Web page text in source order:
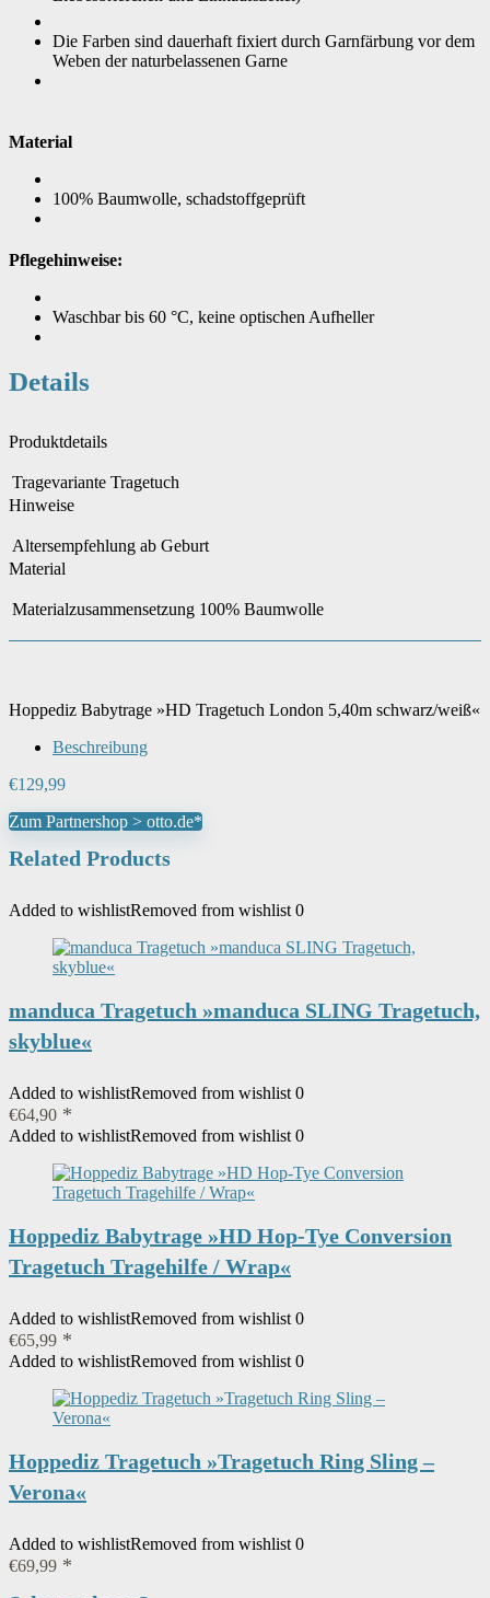
Die Farben sind dauerhaft fixiert durch Garnfärbung vor dem
Weben der naturbelassenen Garne
Material
100% Baumwolle, schadstoffgeprüft
Pflegehinweise:
Waschbar bis 60 °C, keine optischen Aufheller
Details
Produktdetails
Tragevariante Tragetuch
Hinweise
Altersempfehlung ab Geburt
Material
Materialzusammensetzung 100% Baumwolle
Hoppediz Babytrage »HD Tragetuch London 5,40m schwarz/weiß«
Beschreibung
€129,99
Zum Partnershop > otto.de*
Related Products
Added to wishlistRemoved from wishlist 0
manduca Tragetuch »manduca SLING Tragetuch,
skyblue«
Added to wishlistRemoved from wishlist 0
€64,90
Added to wishlistRemoved from wishlist 0
Hoppediz Babytrage »HD Hop-Tye Conversion
Tragetuch Tragehilfe / Wrap«
Added to wishlistRemoved from wishlist 0
€65,99
Added to wishlistRemoved from wishlist 0
Hoppediz Tragetuch »Tragetuch Ring Sling –
Verona«
Added to wishlistRemoved from wishlist 0
€69,99